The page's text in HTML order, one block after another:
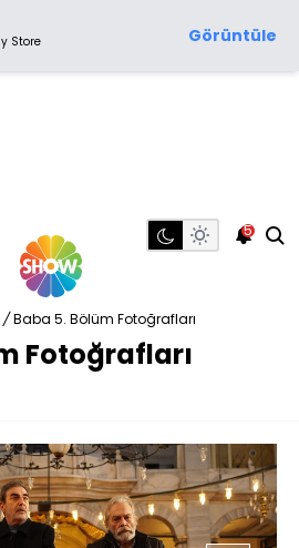
Store Görüntüle
5
/ Baba 5. Bölüm Fotoğrafları
Fotoğrafları